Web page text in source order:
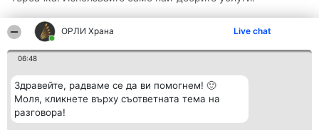
ОРЛИ Храна Live chat
06:48
Здравейте, радваме се да ви помогнем! 🙂
Моля, кликнете върху съответната тема на
разговора!